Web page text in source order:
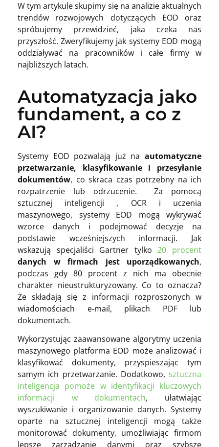
W tym artykule skupimy się na analizie aktualnych
trendów rozwojowych dotyczących EOD oraz
spróbujemy przewidzieć, jaka czeka nas
przyszłość. Zweryfikujemy jak systemy EOD mogą
oddziaływać na pracowników i całe firmy w
najbliższych latach.
Automatyzacja jako
fundament, a co z
AI?
Systemy EOD pozwalają już na automatyczne
przetwarzanie, klasyfikowanie i przesyłanie
dokumentów, co skraca czas potrzebny na ich
rozpatrzenie lub odrzucenie. Za pomocą
sztucznej inteligencji , OCR i uczenia
maszynowego, systemy EOD mogą wykrywać
wzorce danych i podejmować decyzje na
podstawie wcześniejszych informacji. Jak
wskazują specjaliści Gartner tylko20 procent
danych w firmach jest uporządkowanych,
podczas gdy 80 procent z nich ma obecnie
charakter nieustrukturyzowany. Co to oznacza?
Że składają się z informacji rozproszonych w
wiadomościach e-mail, plikach PDF lub
dokumentach.
Wykorzystując zaawansowane algorytmy uczenia
maszynowego platforma EOD może analizować i
klasyfikować dokumenty, przyspieszając tym
samym ich przetwarzanie. Dodatkowo, sztuczna
inteligencja pomoże w identyfikacji kluczowych
informacji w dokumentach, ułatwiając
wyszukiwanie i organizowanie danych. Systemy
oparte na sztucznej inteligencji mogą także
monitorować dokumenty, umożliwiając firmom
lepsze zarządzanie danymi oraz szybsze